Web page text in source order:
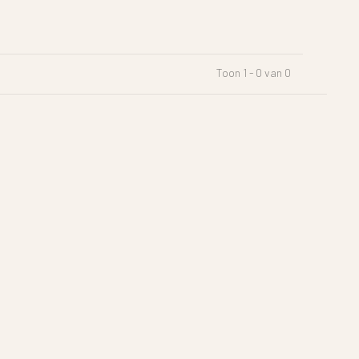
Toon 1 - 0 van 0